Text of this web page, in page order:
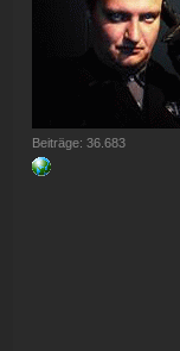
Beiträge: 36.683